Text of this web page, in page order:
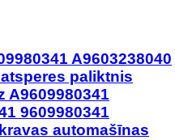
A9603238040
paliktnis
A9609980341
9609980341
automašīnas